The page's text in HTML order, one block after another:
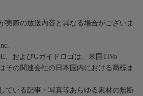
実際の放送内容と異なる場合がございま
、およびGガイドロゴは、米国TiVo
その関連会社の日本国内における商標ま
ている記事・写真等あらゆる素材の無断